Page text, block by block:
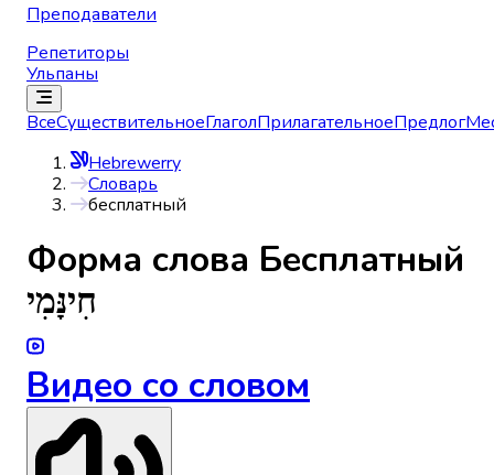
Преподаватели
Репетиторы
Ульпаны
ВсеСуществительноеГлаголПрилагательноеПредлог
Hebrewerry
Словарь
бесплатный
Форма слова Бесплатный
חִינָּמִי
Видео со словом